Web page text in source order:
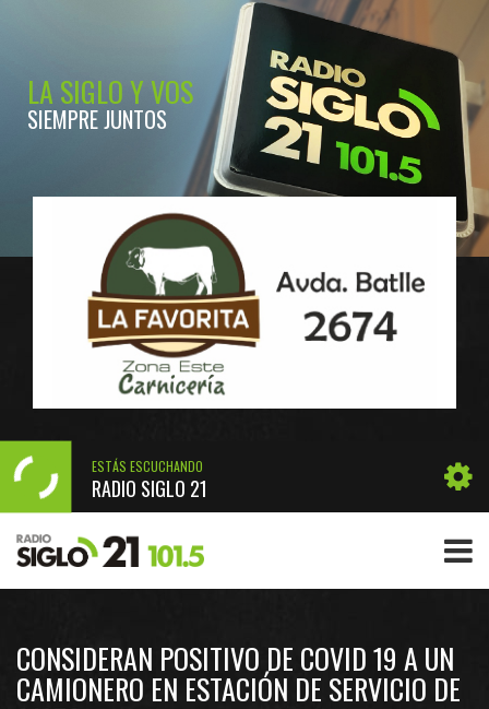
LA SIGLO Y VOS
SIEMPRE JUNTOS
ESTÁS ESCUCHANDO
RADIO SIGLO 21
CONSIDERAN POSITIVO DE COVID 19 A UN
CAMIONERO EN ESTACIÓN DE SERVICIO DE